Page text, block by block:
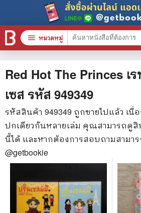
Red Hot The Princes เ
เซส รหัส 949349
รหัสสินค้า 949349 ถูกขายไปแล้ว เนื่
ปกเดียวกันหลายเล่ม คุณสามารถดูสิ
นี้ได้ และหากต้องการสอบถามสามาร
@getbookie
menu หมวดหมู่
หมวดหมู่สิ
หนังสือทั้งหมด
stars สินค้าใช้เฉพาะแต้มเท่านั้น
📚 หนังสือทั่วไป
🦄 วรรณกรรม นิยาย เรื่องสั้น
🎓 การศึกษา
😼 หนังสือการ์ตูน